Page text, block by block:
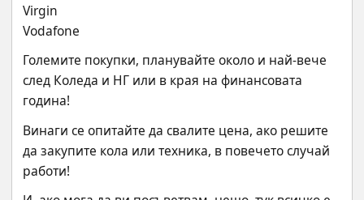
Virgin
Vodafone
Големите покупки, планувайте около и най-вече
след Коледа и НГ или в края на финансовата
година!
Винаги се опитайте да свалите цена, ако решите
да закупите кола или техника, в повечето случай
работи!